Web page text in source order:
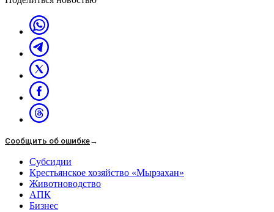
Сообщить об ошибке→
Субсидии
Крестьянское хозяйство «Мырзахан»
Животноводство
АПК
Бизнес